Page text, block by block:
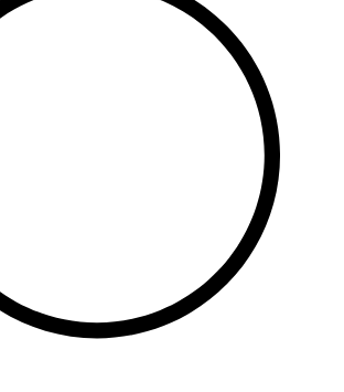
матак